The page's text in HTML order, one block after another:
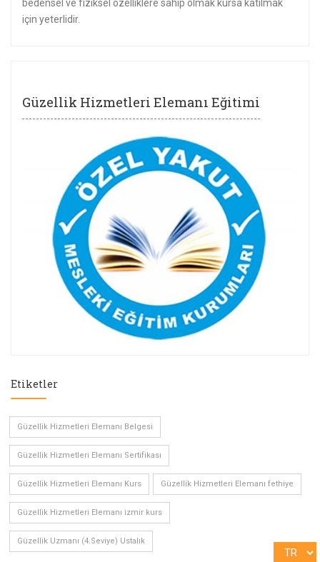
bedensel ve fiziksel özelliklere sahip olmak kursa katılmak
için yeterlidir.
Güzellik Hizmetleri Elemanı Eğitimi
Etiketler
Güzellik Hizmetleri Elemanı Belgesi
Güzellik Hizmetleri Elemanı Sertifikası
Güzellik Hizmetleri Elemanı Kurs Güzellik Hizmetleri Elemanı fethiye
Güzellik Hizmetleri Elemanı izmir kurs
Güzellik Uzmanı (4.Seviye) Ustalık